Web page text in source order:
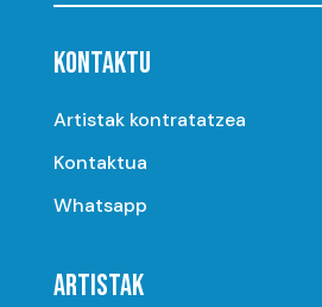
KONTAKTU
Artistak kontratatzea
Kontaktua
Whatsapp
ARTISTAK